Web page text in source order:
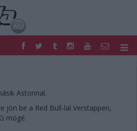
HAZAI
EGYÉB
Astonnal.
jön be a Red Bull-lal Verstappen,
mögé.